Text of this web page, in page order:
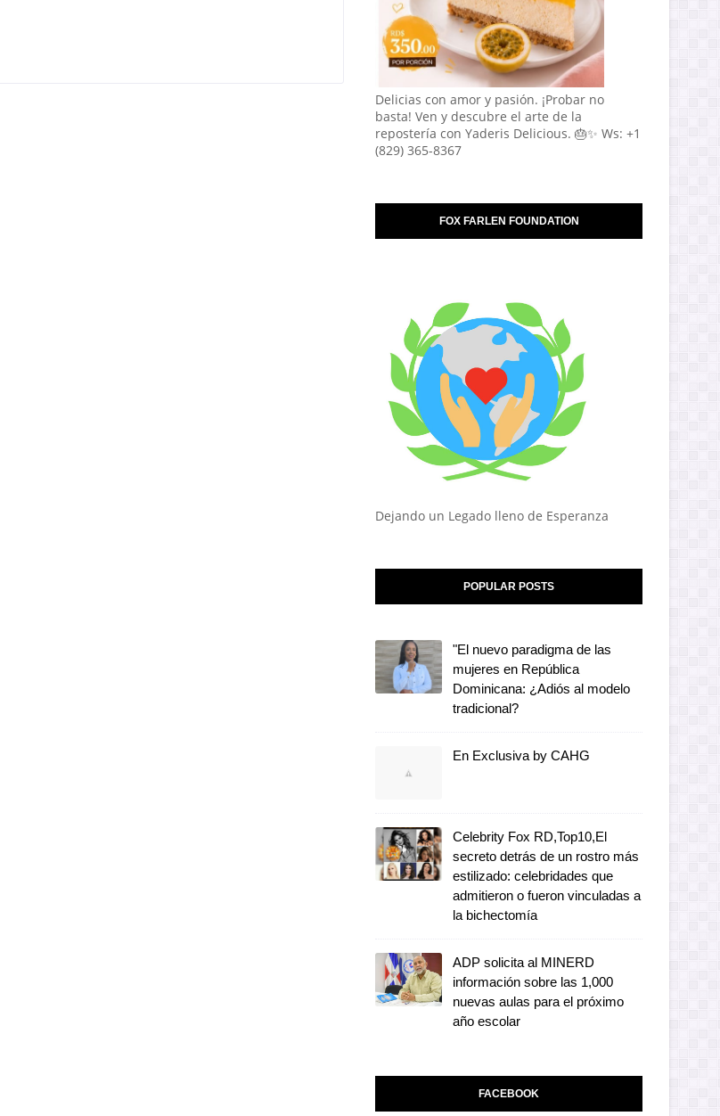
Delicias con amor y pasión. ¡Probar no
basta! Ven y descubre el arte de la
repostería con Yaderis Delicious. 🎂✨ Ws: +1
(829) 365-8367
FOX FARLEN FOUNDATION
Dejando un Legado lleno de Esperanza
POPULAR POSTS
"El nuevo paradigma de las
mujeres en República
Dominicana: ¿Adiós al modelo
tradicional?
En Exclusiva by CAHG
Celebrity Fox RD,Top10,El
secreto detrás de un rostro más
estilizado: celebridades que
admitieron o fueron vinculadas a
la bichectomía
ADP solicita al MINERD
información sobre las 1,000
nuevas aulas para el próximo
año escolar
FACEBOOK